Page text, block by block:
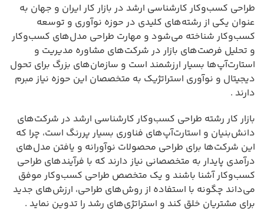
طراحی کسب‌وکار کارشناسی ارشد در بازار کار ایران و جهان به
عنوان یکی از رشته‌های کلیدی در حوزه نوآوری و توسعه
کسب‌وکار شناخته می‌شود و مهارت طراحی مدل‌های کسب‌وکار
و تحلیل فرصت‌های بازار در شرکت‌های مشاوره مدیریت و
استارت‌آپ‌ها بسیار ارزشمند است و سازمان‌های بزرگ برای تحول
دیجیتال و نوآوری استراتژیک به متخصصان این حوزه نیاز مبرم
دارند .
بازار کار رشته طراحی کسب‌وکار کارشناسی ارشد در شرکت‌های
دانش‌بنیان و استارت‌آپ‌های فناوری بسیار پررنگ است، چرا که
این شرکت‌ها برای طراحی محصولات نوآورانه و یافتن مدل‌های
درآمدی پایدار به متخصصانی نیاز دارند که با فرآیندهای طراحی
کسب‌وکار آشنا باشند و یک متخصص طراحی کسب‌وکار موفق
می‌داند چگونه با استفاده از روش‌های طراحی، ارزش‌های جدید
برای مشتریان خلق کند و استراتژی‌های رشد را تدوین نماید .